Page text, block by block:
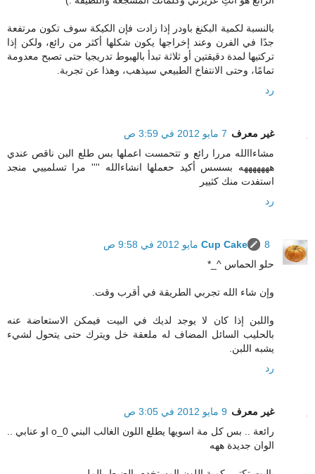
بالنسبة لكمية البكنغ باودر إذا زادت فإن الكيكة سوف تكون مرتفعة
جدًا في الفرن وعند إخراجها يكون شكلها أكثر من رائع، ولكن إذا
تركتيها لمدة دقيقتين أو ثلاثة تبدأ بالهبوط تدريجيا حتى تصبح معدومة
تمامًا، وحتى الانتفاخ الطبيعي سيذهب، وهذا عن تجربة.
رد
غير معرف 7 مايو 2012 في 3:59 ص
مشاءاالله مررا رائع و تتحمست اعملها بس طلع البن ناقص عندي
هههههههه بسسس أكيد حعملها انشاءالله '''' مرا تسلمييي منجد
استفدت منك كثيير
رد
Cup Cake
8 مايو 2012 في 9:58 ص
حلو الحماس ^_*
وإن شاء الله تجربي الطريقة في أقرب وقت.
واللبن إذا كان لا يوجد لديك في البيت فيمكن الاستعاضة عنه
بالحليب السائل المضاف له ملعقة خل ويترك حتى يتحول لشيء
يشبه اللبن.
رد
غير معرف 9 مايو 2012 في 3:05 ص
رائعة .. بس كل مة اسويها يطلع اللون الغالب البني o_0 او عنابي ..
الوان جديدة ههه